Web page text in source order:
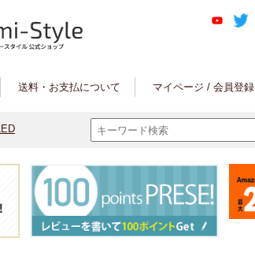
送料・お支払について マイページ / 会員登録